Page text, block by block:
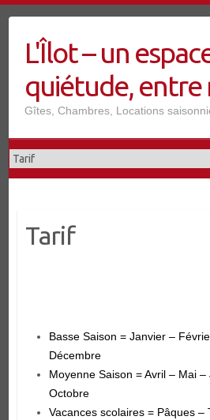
L'Îlot – un
quiétude,
Gîtes, Chambres, Locations
Tarif
Basse Saison = Janvier –
Décembre
Moyenne Saison = Avril – Mai
Octobre
Vacances scolaires = Pâques –